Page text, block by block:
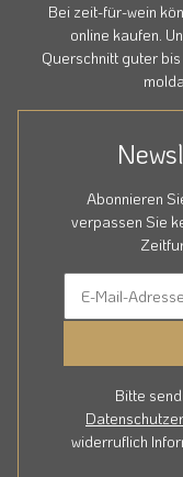
Bei zeit-für-wein
online kaufen.
Querschnitt guter
Abonnieren
verpassen Sie
Bitte
widerruflich